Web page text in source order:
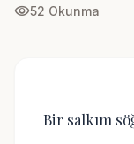
visibility52 Okunma
Bir salkım